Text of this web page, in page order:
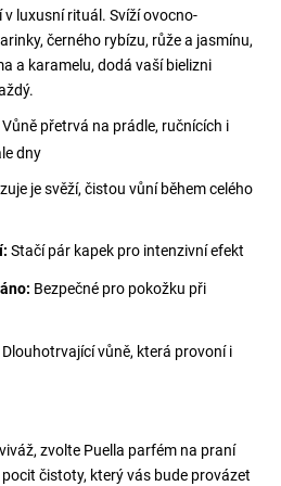
luxusní rituál. Svíží ovocno-
černého rybízu, růže a jasmínu,
a karamelu, dodá vaší bielizni
Vůně přetrvá na prádle, ručnících i
dny
je svěží, čistou vůní během celého
Stačí pár kapek pro intenzivní efekt
Bezpečné pro pokožku při
Dlouhotrvající vůně, která provoní i
zvolte Puella parfém na praní
čistoty, který vás bude provázet